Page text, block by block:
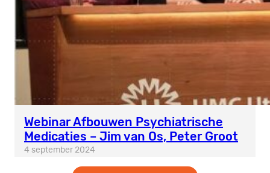
Webinar Afbouwen Psychiatrische
Medicaties – Jim van Os, Peter Groot
4 september 2024